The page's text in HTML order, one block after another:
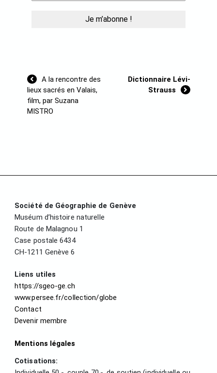
Navigation
de
l’article
A la rencontre des
lieux sacrés en Valais,
film, par Suzana
MISTRO
Dictionnaire Lévi-
Strauss
Société de Géographie de Genève
Muséum d’histoire naturelle
Route de Malagnou 1
Case postale 6434
CH-1211 Genève 6
Liens utiles
https://sgeo-ge.ch
www.persee.fr/collection/globe
Contact
Devenir membre
Mentions légales
Cotisations: